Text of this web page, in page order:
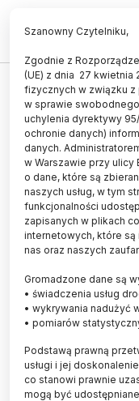
HISTORIA I
Gdańsk/
wieczną
miasta
21.05.2026
2 minuty czytania
Szanowny Czytelniku,
Zgodnie z
(UE) z dnia 27 kwietnia
fizycznych w związku
w sprawie
uchylenia dyrektywy
ochronie danych)
danych.
w Warszawie przy ulicy
o dane, które są
naszych usług, w tym
funkcjonalności
zapisanych w plikach
internetowych, które są
nas oraz naszych
Gromadzone dane są
• świadczenia usług
• wykrywania nadużyć
• pomiarów
Podstawą prawną
usługi i jej
co stanowi prawnie
mogą być